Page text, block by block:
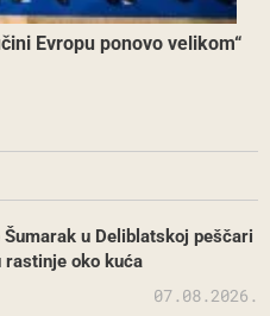
Evropu ponovo velikom“
u Deliblatskoj peščari
rastinje oko kuća
07.08.2026.